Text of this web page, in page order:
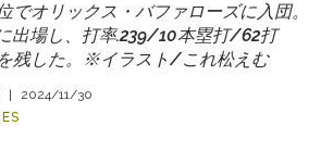
でオリックス・バファローズに入団。
出場し、打率.239/10本塁打/62打
残した。※イラスト/これ松えむ
|
2024/11/30